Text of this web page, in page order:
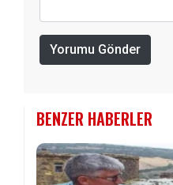
Yorumu Gönder
BENZER HABERLER